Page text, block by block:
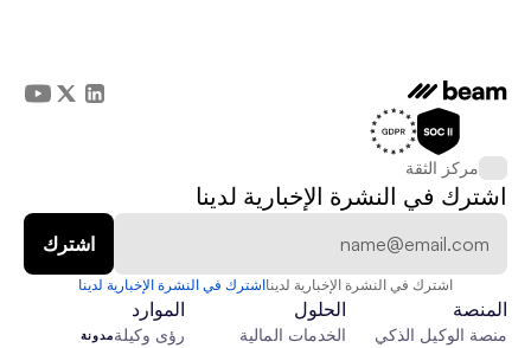
مركز الثقة
اشترك في النشرة الإخبارية لدينا
اشترك في النشرة الإخبارية لدينااشترك في النشرة الإخبارية لدينا
المنصة
منصة الوكيل الذكي
الحلول
الخدمات المالية
الموارد
رؤى وكيلةمدونة